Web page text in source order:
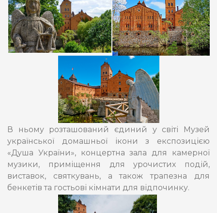
В ньому розташований єдиний у світі Музей
української домашньої ікони з експозицією
«Душа України», концертна зала для камерної
музики, приміщення для урочистих подій,
виставок, святкувань, а також трапезна для
бенкетів та гостьові кімнати для відпочинку.